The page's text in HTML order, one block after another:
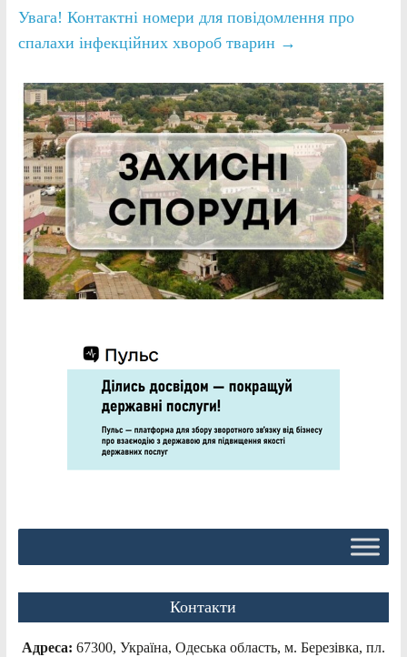
Увага! Контактні номери для повідомлення про
спалахи інфекційних хвороб тварин →
Контакти
Адреса: 67300, Україна, Одеська область, м. Березівка, пл.